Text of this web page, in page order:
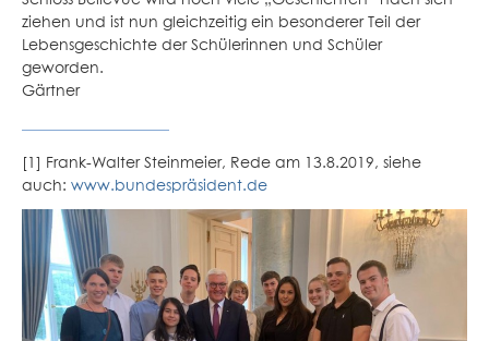
ziehen und ist nun gleichzeitig ein besonderer Teil der
Lebensgeschichte der Schülerinnen und Schüler
geworden.
Gärtner
[1] Frank-Walter Steinmeier, Rede am 13.8.2019, siehe
auch: www.bundespräsident.de